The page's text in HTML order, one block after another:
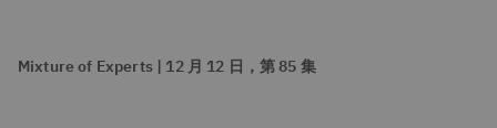
Mixture of Experts | 12 月 12 日，第 85 集